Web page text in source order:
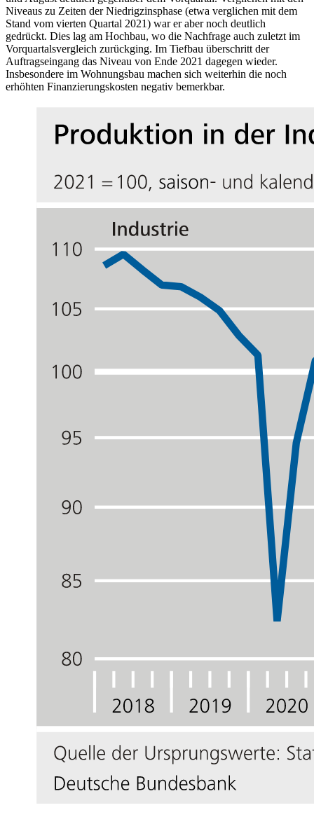
Niveaus zu Zeiten der Niedrigzinsphase (etwa verglichen mit dem
Stand vom vierten Quartal 2021) war er aber noch deutlich
gedrückt. Dies lag am Hochbau, wo die Nachfrage auch zuletzt im
Vorquartalsvergleich zurückging. Im Tiefbau überschritt der
Auftragseingang das Niveau von Ende 2021 dagegen wieder.
Insbesondere im Wohnungsbau machen sich weiterhin die noch
erhöhten Finanzierungskosten negativ bemerkbar.